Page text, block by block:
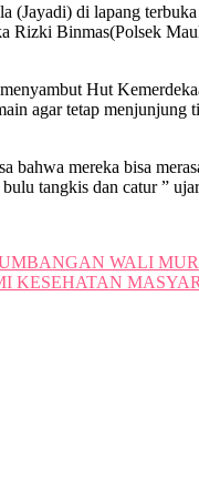
(Jayadi) di lapang
Binmas(Polsek
Hut
agar tetap
bahwa mereka bisa
tangkis dan catur ”
WALI